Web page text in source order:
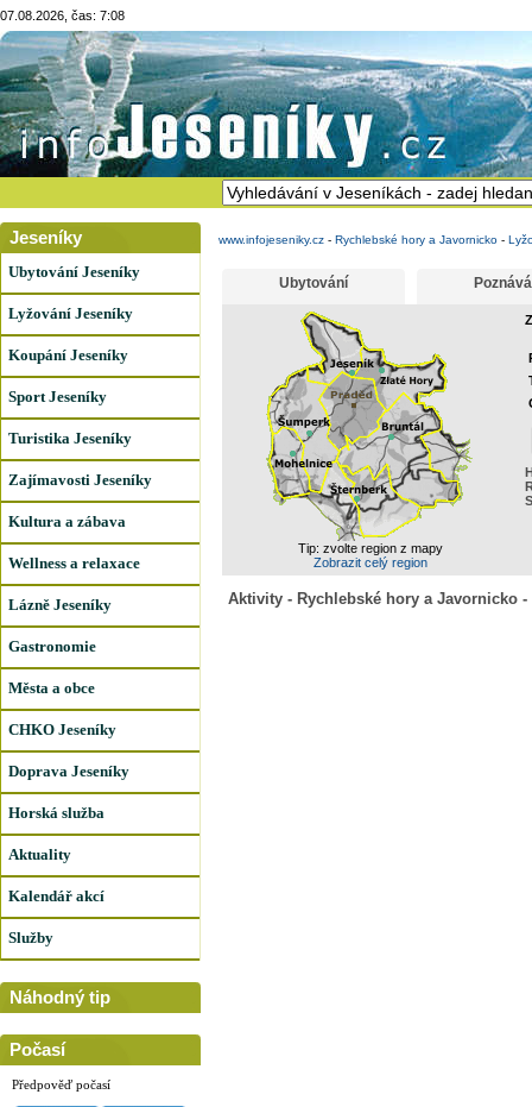
07.08.2026, čas: 7:08
Jeseníky
Ubytování Jeseníky
Lyžování Jeseníky
Koupání Jeseníky
Sport Jeseníky
Turistika Jeseníky
Zajímavosti Jeseníky
Kultura a zábava
Wellness a relaxace
Lázně Jeseníky
Gastronomie
Města a obce
CHKO Jeseníky
Doprava Jeseníky
Horská služba
Aktuality
Kalendář akcí
Služby
Náhodný tip
Počasí
Předpověď počasí
www.infojeseniky.cz - Rychlebské hory a Javornicko -
Ubytování
Tip: zvolte region z mapy
Zobrazit celý region
Aktivity - Rychlebské hory a Javornicko